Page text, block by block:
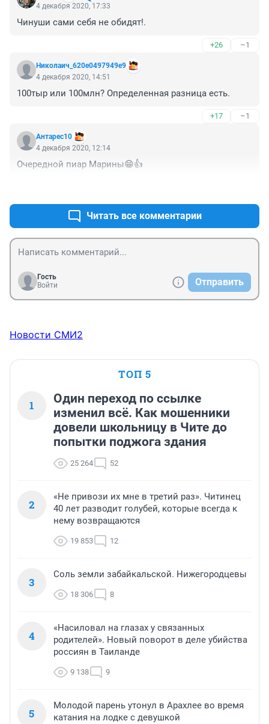
4 декабря 2020, 17:33
Чинуши сами себя не обидят!.
+26 –1
Николаич_620e0497949e9
4 декабря 2020, 14:51
100тыр или 100млн? Определенная разница есть.
+17 –1
Антарес10
4 декабря 2020, 12:14
Очередной пиар Марины😁👍
Читать все комментарии
Гость
Войти
Отправить
Новости СМИ2
ТОП 5
1
Один переход по ссылке
изменил всё. Как мошенники
довели школьницу в Чите до
попытки поджога здания
25 264 52
2
«Не привози их мне в третий раз». Читинец
40 лет разводит голубей, которые всегда к
нему возвращаются
19 853 12
3
Соль земли забайкальской. Нижегородцевы
18 306 8
4
«Насиловал на глазах у связанных
родителей». Новый поворот в деле убийства
россиян в Таиланде
9 138 9
5
Молодой парень утонул в Арахлее во время
катания на лодке с девушкой